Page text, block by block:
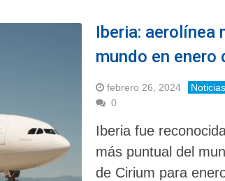
Iberia: aerolínea
mundo en enero
febrero 26, 2024
0
Iberia fue
más puntual del
de Cirium para